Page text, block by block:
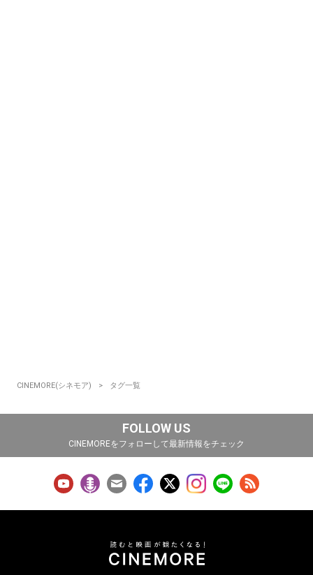
CINEMORE(シネモア) タグ一覧
FOLLOW US
CINEMOREをフォローして最新情報をチェック